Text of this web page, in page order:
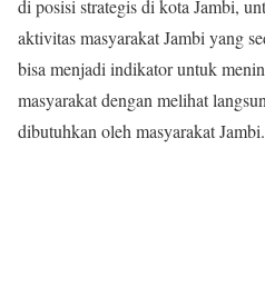
di posisi strategis di kota Jambi,
aktivitas masyarakat Jambi yang
bisa menjadi indikator untuk
masyarakat dengan melihat
dibutuhkan oleh masyarakat Jambi.